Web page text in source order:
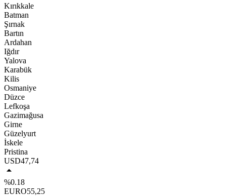
Kırıkkale
Batman
Şırnak
Bartın
Ardahan
Iğdır
Yalova
Karabük
Kilis
Osmaniye
Düzce
Lefkoşa
Gazimağusa
Girne
Güzelyurt
İskele
Pristina
USD47,74
%0.18
EURO55,25